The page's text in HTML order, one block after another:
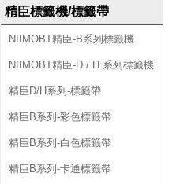
精臣標籤機/標籤帶
NIIMOBT精臣-B系列標籤機
NIIMOBT精臣-D / H 系列標籤機
精臣D/H系列-標籤帶
精臣B系列-彩色標籤帶
精臣B系列-白色標籤帶
精臣B系列-卡通標籤帶